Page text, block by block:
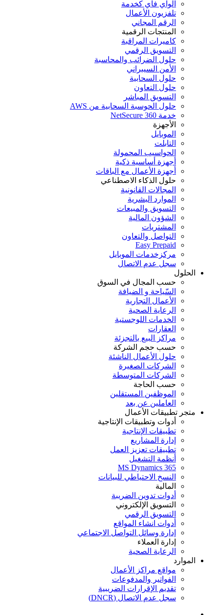
الواي فاي كخدمة
تلفزيون الأعمال
الرقم المجاني
المنتجات الرقمية
كاميرات المراقبة
التسويق الرقمي
حلول الضرائب والمحاسبة
الأمن السيبراني
حلول السحابية
حلول التعاون
التسويق المباشر
حلول الحوسبة السحابية من AWS
خدمة NetSecure 360
الأجهزة
الموبايل
التابلت
الحواسيب المحمولة
أجهزة أساسية ذكية
أجهزة الأعمال مع الباقات
حلول الذكاء الاصطناعي
المجالات القانونية
الموارد البشرية
التسويق والمبيعات
الشؤون المالية
المشتريات
التواصل والتعاون
Easy Prepaid
مركزخدمات الموبايل
سجل عدم الاتصال
الحلول
حسب المجال في السوق
السّياحة و الضيافة
الأعمال التجارية
الرعاية الصحية
الخدمات اللوجستية
العقارات
مراكز البيع بالتجزئة
حسب حجم الشركة
حلول الأعمال الناشئة
الشركات الصغيرة
الشركات المتوسطة
حسب الحاجة
الموظفين المستقلين
العاملين عن بعد
متجر تطبيقات الأعمال
أدوات وتطبيقات الإنتاجية
تطبيقات الإنتاجية
إدارة المشاريع
تطبيقات تعزيز العمل
أنظمة التشغيل
MS Dynamics 365
النسخ الاحتياطي للبيانات
المالية
أدوات تدوين الضريبة
التسويق الإلكتروني
التسويق الرقمي
أدوات انشاء المواقع
إدارة وسائل التواصل الاجتماعي
إدارة العملاء
الرعاية الصحية
الموارد
مواقع مراكز الأعمال
الفواتير والمدفوعات
تقديم الإقرارات الضريبية
سجل عدم الاتصال (DNCR)